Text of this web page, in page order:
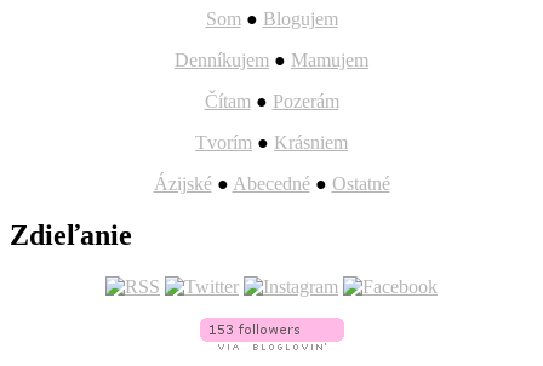
Som ● Blogujem
Denníkujem ● Mamujem
Čítam ● Pozerám
Tvorím ● Krásniem
Ázijské● Abecedné● Ostatné
Zdieľanie